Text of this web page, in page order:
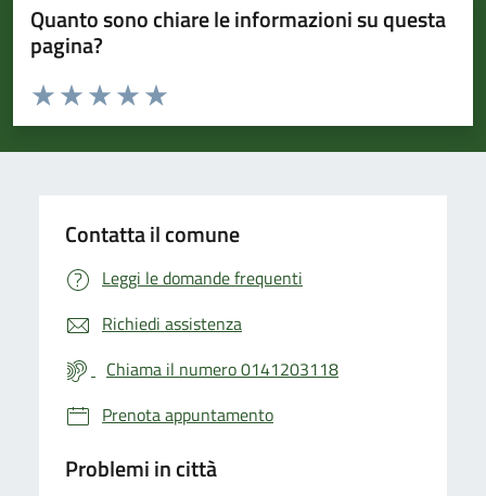
Quanto sono chiare le informazioni su questa
pagina?
Valuta da 1 a 5 stelle la pagina
Valuta 5 stelle su 5
Valuta 4 stelle su 5
Valuta 3 stelle su 5
Valuta 2 stelle su 5
Valuta 1 stelle su 5
Contatta il comune
Leggi le domande frequenti
Richiedi assistenza
Chiama il numero 0141203118
Prenota appuntamento
Problemi in città